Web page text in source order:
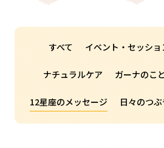
すべて イベント・セッショ
ナチュラルケア ガーナのこと
12星座のメッセージ 日々のつぶ